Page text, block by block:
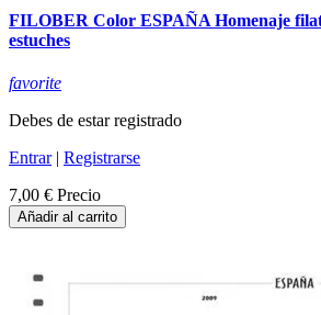
FILOBER Color ESPAÑA Homenaje
estuches
favorite
Debes de estar registrado
Entrar| Registrarse
7,00 € Precio
Añadir al carrito